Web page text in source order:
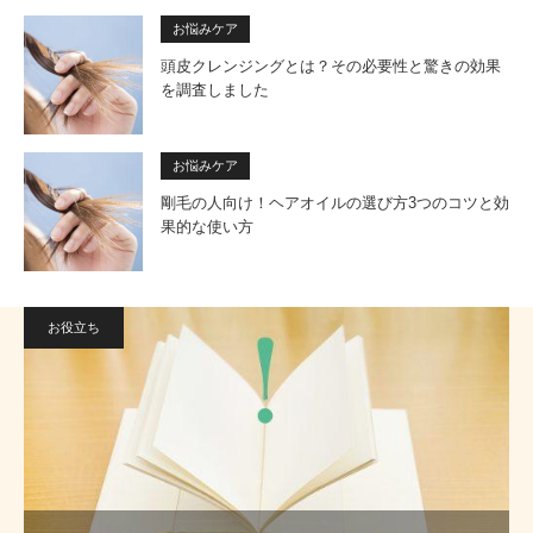
お悩みケア
頭皮クレンジングとは？その必要性と驚きの効果
を調査しました
お悩みケア
剛毛の人向け！ヘアオイルの選び方3つのコツと効
果的な使い方
お役立ち